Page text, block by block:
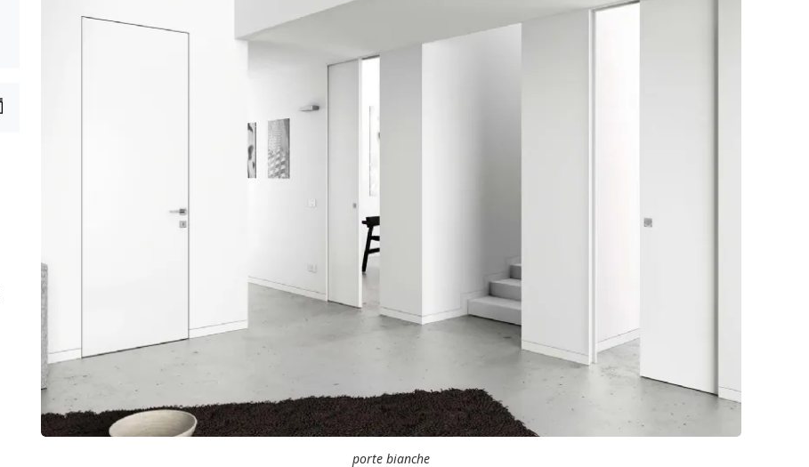
porte bianche